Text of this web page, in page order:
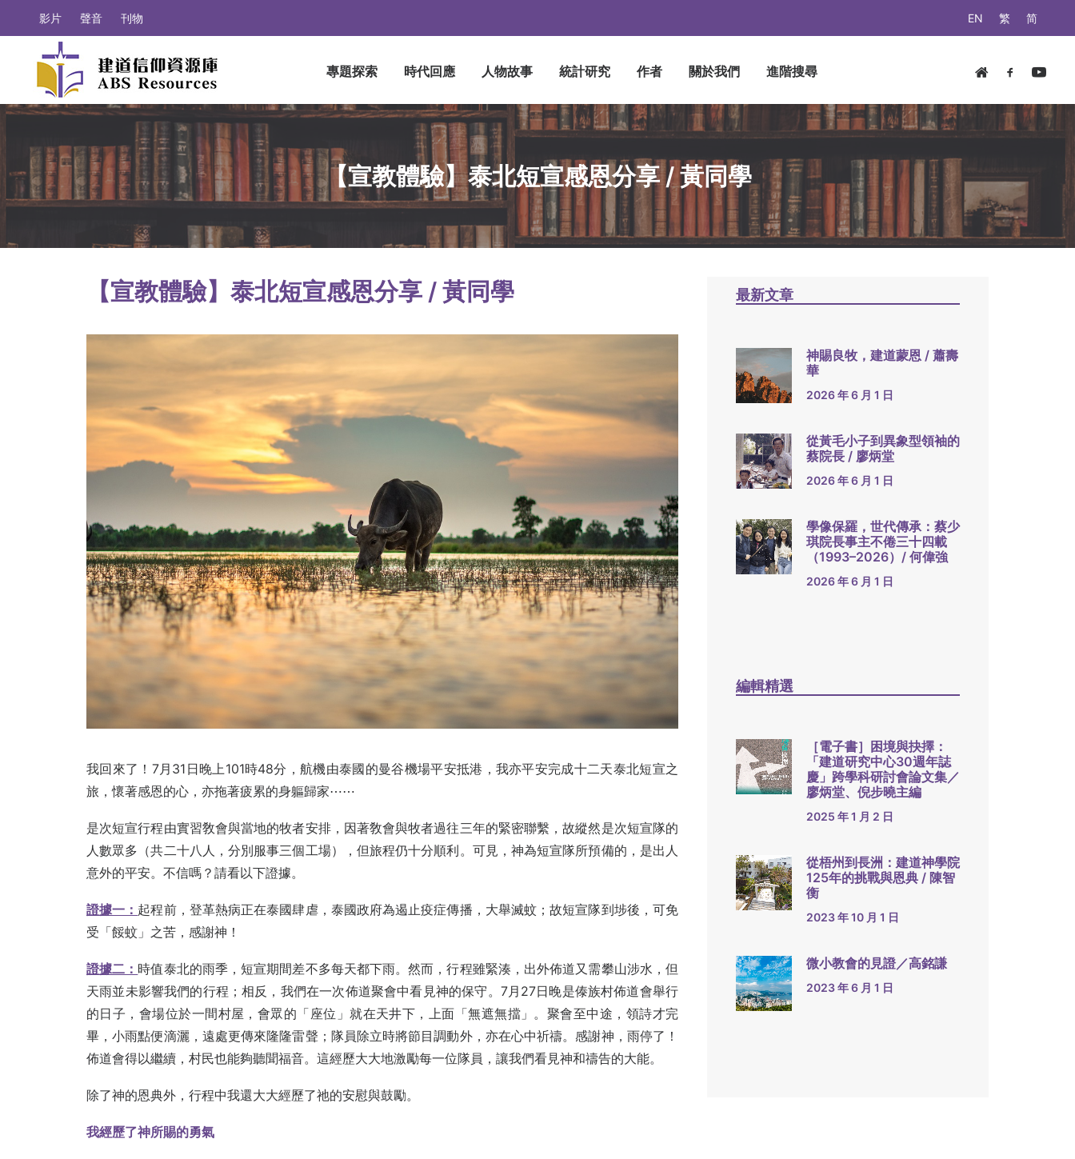
EN 繁 简
影片 聲音 刊物
專題探索 時代回應 人物故事 統計研究 作者 關於我們 進階搜尋
【宣教體驗】泰北短宣感恩分享 / 黃同學
【宣教體驗】泰北短宣感恩分享 /黃同學
我回來了！7月31日晚上101時48分，航機由泰國的曼谷機場平安抵港，我亦平安完成十二天泰北短宣之
旅，懷著感恩的心，亦拖著疲累的身軀歸家⋯⋯
是次短宣行程由實習敎會與當地的牧者安排，因著敎會與牧者過往三年的緊密聯繫，故縱然是次短宣隊的
人數眾多（共二十八人，分別服事三個工場），但旅程仍十分順利。可見，神為短宣隊所預備的，是出人
意外的平安。不信嗎？請看以下證據。
證據一： 起程前，登革熱病正在泰國肆虐，泰國政府為遏止疫症傳播，大舉滅蚊；故短宣隊到埗後，可免
受「餒蚊」之苦，感謝神！
證據二： 時值泰北的雨季，短宣期間差不多每天都下雨。然而，行程雖緊湊，出外佈道又需攀山涉水，但
天雨並未影響我們的行程；相反，我們在一次佈道聚會中看見神的保守。7月27日晚是傣族村佈道會舉行
的日子，會場位於一間村屋，會眾的「座位」就在天井下，上面「無遮無擋」。聚會至中途，領詩才完
畢，小雨點便滴灑，遠處更傳來隆隆雷聲；隊員除立時將節目調動外，亦在心中祈禱。感謝神，雨停了！
佈道會得以繼續，村民也能夠聽聞福音。這經歷大大地激勵每一位隊員，讓我們看見神和禱告的大能。
除了神的恩典外，行程中我還大大經歷了祂的安慰與鼓勵。
我經歷了神所賜的勇氣
最新文章
神賜良牧，建道蒙恩 / 蕭壽
華
2026 年 6 月 1 日
從黃毛小子到異象型領袖的
蔡院長 / 廖炳堂
2026 年 6 月 1 日
學像保羅，世代傳承：蔡少
琪院長事主不倦三十四載
（1993–2026）/ 何偉強
2026 年 6 月 1 日
編輯精選
［電子書］困境與抉擇：
「建道研究中心30週年誌
慶」跨學科研討會論文集／
廖炳堂、倪步曉主編
2025 年 1 月 2 日
從梧州到長洲：建道神學院
125年的挑戰與恩典 / 陳智
衡
2023 年 10 月 1 日
微小教會的見證／高銘謙
2023 年 6 月 1 日